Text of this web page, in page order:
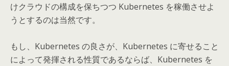
けクラウドの構成を保ちつつ Kubernetes を稼働させよ
うとするのは当然です。
もし、Kubernetes の良さが、Kubernetes に寄せること
によって発揮される性質であるならば、Kubernetes を